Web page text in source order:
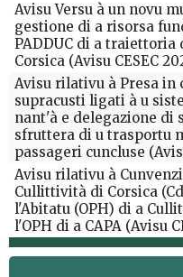
Avisu Versu à un novu
gestione di a risorsa
PADDUC di a
Corsica (Avisu CESEC
Avisu rilativu à Presa in
supracusti ligati à u
nant'à e delegazione di
sfruttera di u trasportu
passageri cuncluse
Avisu rilativu à
Cullittività di Corsica
l'Abitatu (OPH) di a
l'OPH di a CAPA (Avisu